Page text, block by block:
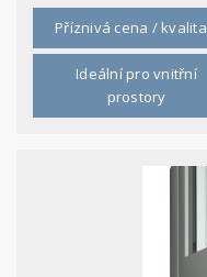
Příznivá cena / kvalita
Ideální pro vnitřní
prostory